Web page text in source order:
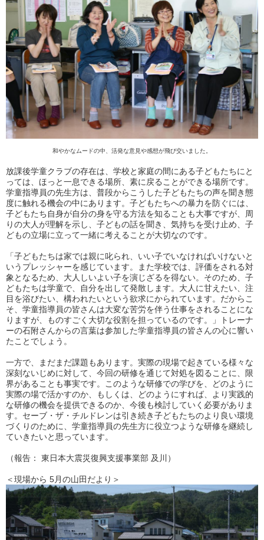
和やかなムードの中、活発な意見や感想が飛び交いました。
放課後学童クラブの存在は、学校と家庭の間にある子どもたちにと
っては、ほっと一息できる場所、素に戻ることができる場所です。
学童指導員の先生方は、普段からこうした子どもたちの声を聞き態
度に触れる機会の中にあります。子どもたちへの暴力を防ぐには、
子どもたち自身が自分の身を守る方法を知ることも大事ですが、周
りの大人が理解を示し、子どもの話を聞き、気持ちを受け止め、子
どもの立場に立って一緒に考えることが大切なのです。
「子どもたちは家では親に叱られ、いい子でいなければいけないと
いうプレッシャーを感じています。また学校では、評価をされる対
象となるため、大人しいよい子を演じざるを得ない。そのため、子
どもたちは学童で、自分を出して発散します。大人に甘えたい、注
目を浴びたい、構われたいという欲求にかられています。だからこ
そ、学童指導員の皆さんは大変な苦労を伴う仕事をされることにな
りますが、ものすごく大切な役割を担っているのです。」トレーナ
ーの石附さんからの言葉は参加した学童指導員の皆さんの心に響い
たことでしょう。
一方で、まだまだ課題もあります。実際の現場で起きている様々な
深刻ないじめに対して、今回の研修を通じて対処を図ることに、限
界があることも事実です。このような研修での学びを、どのように
実際の場で活かすのか、もしくは、どのようにすれば、より実践的
な研修の機会を提供できるのか、今後も検討していく必要がありま
す。セーブ・ザ・チルドレンは引き続き子どもたちのより良い環境
づくりのために、学童指導員の先生方に役立つような研修を継続し
ていきたいと思っています。
（報告： 東日本大震災復興支援事業部 及川）
＜現場から 5月の山田だより＞